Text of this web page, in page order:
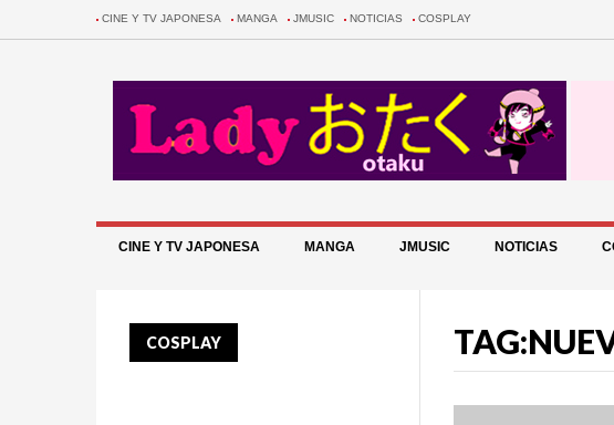
CINE Y TV JAPONESA MANGA JMUSIC NOTICIAS COSPLAY
CINE Y TV JAPONESA MANGA JMUSIC NOTICIAS
COSPLAY